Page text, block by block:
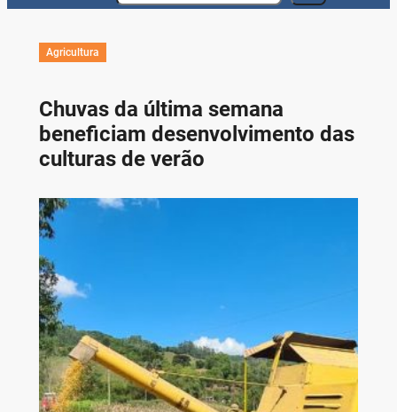
Agricultura
Chuvas da última semana
beneficiam desenvolvimento das
culturas de verão